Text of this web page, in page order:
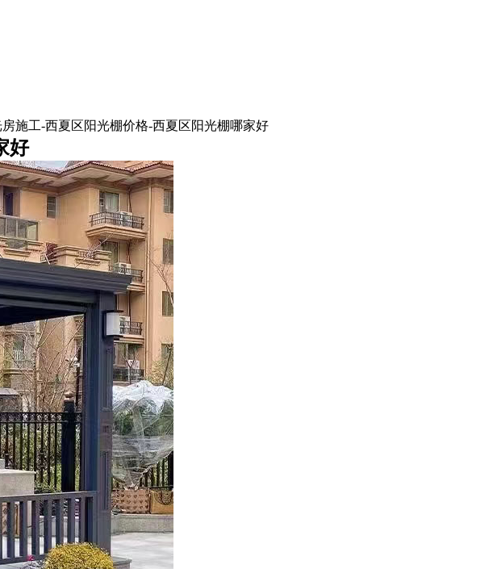
施工-西夏区阳光棚价格-西夏区阳光棚哪家好
好